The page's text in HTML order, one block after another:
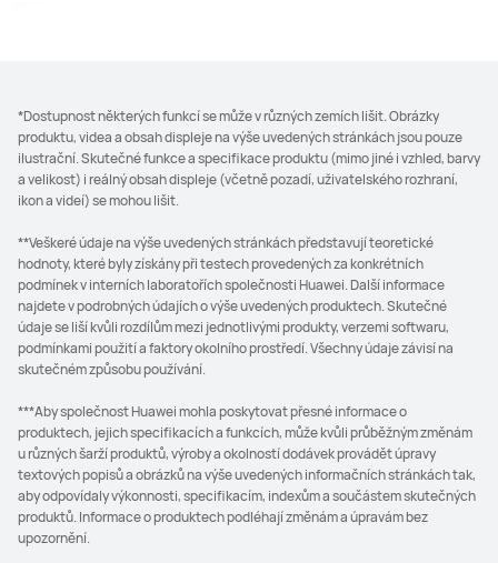
*Dostupnost některých funkcí se může v různých zemích lišit. Obrázky
produktu, videa a obsah displeje na výše uvedených stránkách jsou pouze
ilustrační. Skutečné funkce a specifikace produktu (mimo jiné i vzhled, barvy
a velikost) i reálný obsah displeje (včetně pozadí, uživatelského rozhraní,
ikon a videí) se mohou lišit.
**Veškeré údaje na výše uvedených stránkách představují teoretické
hodnoty, které byly získány při testech provedených za konkrétních
podmínek v interních laboratořích společnosti Huawei. Další informace
najdete v podrobných údajích o výše uvedených produktech. Skutečné
údaje se liší kvůli rozdílům mezi jednotlivými produkty, verzemi softwaru,
podmínkami použití a faktory okolního prostředí. Všechny údaje závisí na
skutečném způsobu používání.
***Aby společnost Huawei mohla poskytovat přesné informace o
produktech, jejich specifikacích a funkcích, může kvůli průběžným změnám
u různých šarží produktů, výroby a okolností dodávek provádět úpravy
textových popisů a obrázků na výše uvedených informačních stránkách tak,
aby odpovídaly výkonnosti, specifikacím, indexům a součástem skutečných
produktů. Informace o produktech podléhají změnám a úpravám bez
upozornění.